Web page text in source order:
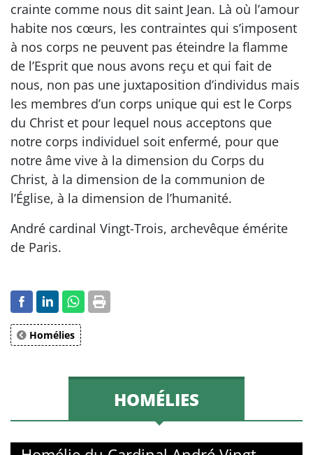
crainte comme nous dit saint Jean. Là où l’amour
habite nos cœurs, les contraintes qui s’imposent
à nos corps ne peuvent pas éteindre la flamme
de l’Esprit que nous avons reçu et qui fait de
nous, non pas une juxtaposition d’individus mais
les membres d’un corps unique qui est le Corps
du Christ et pour lequel nous acceptons que
notre corps individuel soit enfermé, pour que
notre âme vive à la dimension du Corps du
Christ, à la dimension de la communion de
l’Église, à la dimension de l’humanité.
André cardinal Vingt-Trois, archevêque émérite
de Paris.
Homélies
HOMÉLIES